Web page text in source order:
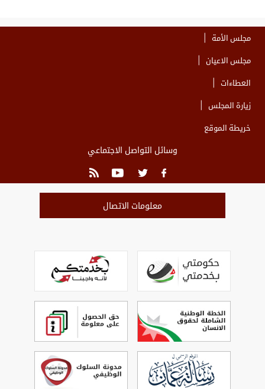
مجلس الأمة
مجلس الاعيان
العطاءات
زيارة المجلس
خريطة الموقع
وسائل التواصل الاجتماعي
معلومات الاتصال